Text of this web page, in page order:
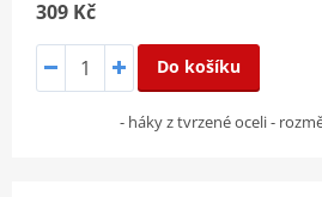
309 Kč
Do košíku
- háky z tvrzené oceli -